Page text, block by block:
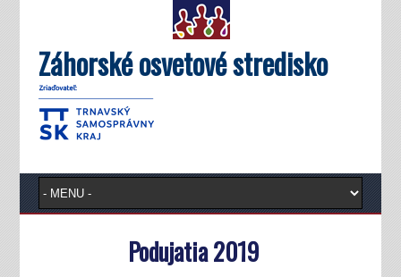
Záhorské osvetové stredisko
Podujatia 2019